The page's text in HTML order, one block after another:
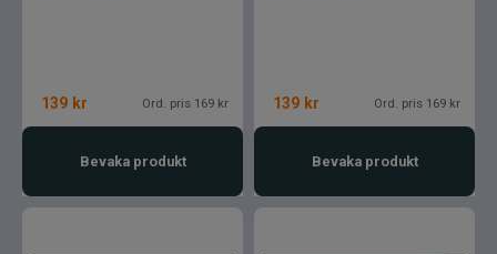
139 kr Ord. pris 169 kr
Bevaka produkt
139 kr Ord. pris 169 kr
Bevaka produkt